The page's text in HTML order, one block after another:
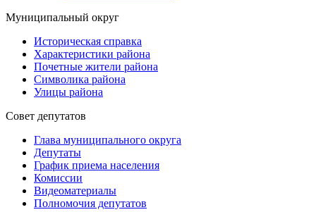
Муниципальный округ
Историческая справка
Характеристики района
Почетные жители района
Символика района
Улицы района
Совет депутатов
Глава муниципального округа
Депутаты
График приема населения
Комиссии
Видеоматериалы
Полномочия депутатов